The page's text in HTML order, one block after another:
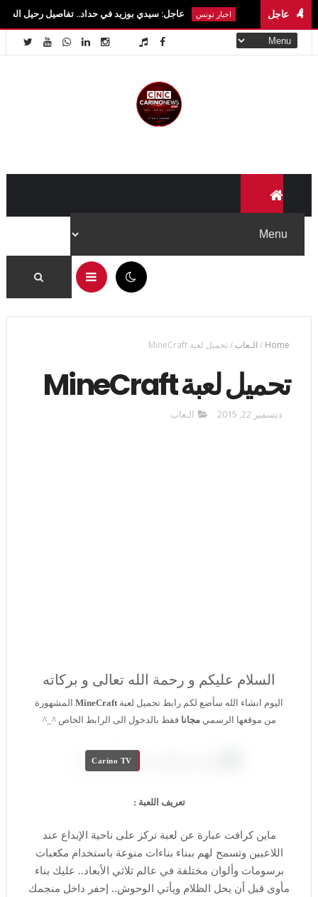
عاجل
اخبار تونس عاجل: سيدي بوزيد في حداد.. تفاصيل رحيل الطالبة آية الزايدي
Home
/ الـعاب /تحميل لعبة MineCraft
تحميل لعبة MineCraft
ديسمبر 22, 2015 الـعاب
السلام عليكم و رحمة الله تعالى و بركاته
اليوم انشاء الله سأضع لكم رابط تحميل لعبةMineCraft المشهورة
من موقعها الرسميمجانا فقط بالدخول الى الرابط الخاص ^_^
Carino TV
تعريف اللعبة :
ماين كرافت عبارة عن لعبة تركز على ناحية الإبداع عند
اللاعبين وتسمح لهم ببناء بناءات منوعة باستخدام مكعبات
برسومات وألوان مختلفة في عالم ثلاثي الأبعاد.. عليك بناء
مأوى قبل أن يحل الظلام ويأتي الوحوش.. إحفر داخل منجمك